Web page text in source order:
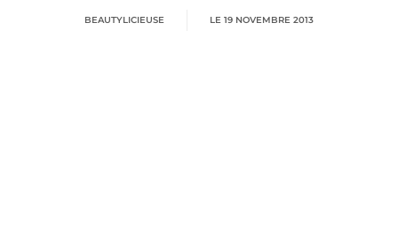
BEAUTYLICIEUSE LE 19 NOVEMBRE 2013